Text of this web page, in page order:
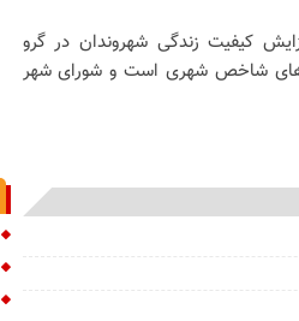
کیفیت زندگی شهروندان در گرو
شاخص شهری است و شورای شهر